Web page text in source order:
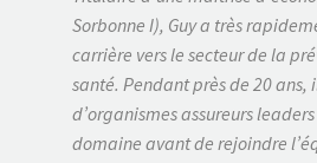
Sorbonne I), Guy a très
carrière vers le secteur de la
santé. Pendant près de 20 ans,
d’organismes assureurs
domaine avant de rejoindre